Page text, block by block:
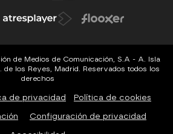
de Medios de Comunicación, S.A - A. Isla
de los Reyes, Madrid. Reservados todos los
derechos
de privacidad Política de cookies
Configuración de privacidad